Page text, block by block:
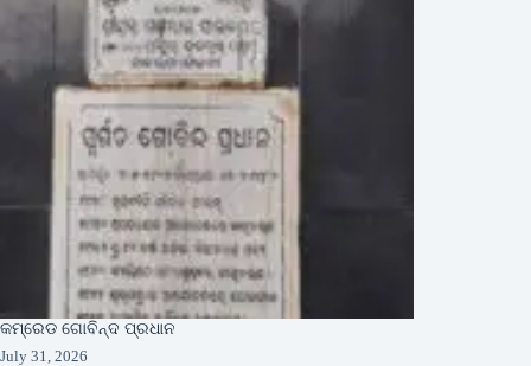
କମ୍ରେଡ ଗୋବିନ୍ଦ ପ୍ରଧାନ
July 31, 2026